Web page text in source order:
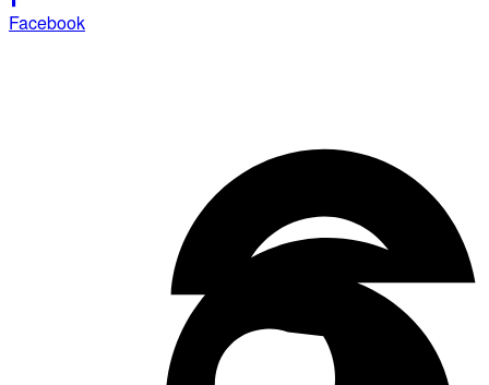
Facebook